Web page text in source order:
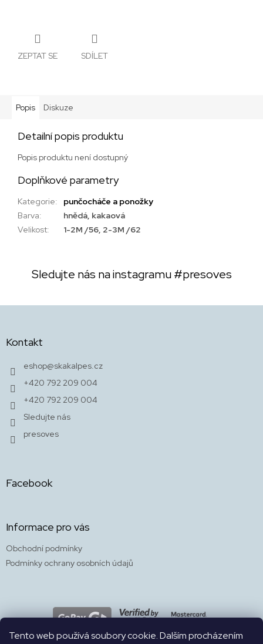
Tento web používá soubory cookie. Dalším procházením
ZEPTAT SE SDÍLET
Popis Diskuze
Detailní popis produktu
Popis produktu není dostupný
Doplňkové parametry
Kategorie:
punčocháče a ponožky
Barva:
hnědá, kakaová
Velikost: 1-2M /56, 2-3M /62
Sledujte nás na instagramu#presoves
Kontakt
eshop@skakalpes.cz
+420 792 209 004
+420 792 209 004
Sledujte nás
presoves
Facebook
Informace pro vás
Obchodní podmínky
Podmínky ochrany osobních údajů